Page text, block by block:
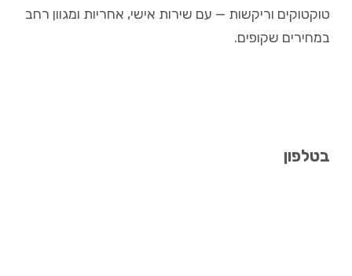
טוקטוקים וריקשות — עם שירות אישי, אחריות ומגוון רחב
במחירים שקופים.
בטלפון